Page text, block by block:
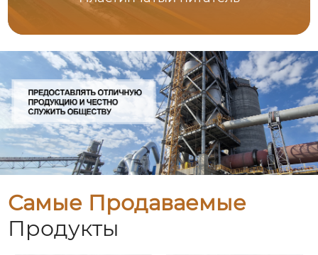
Самые Продаваемые
Продукты